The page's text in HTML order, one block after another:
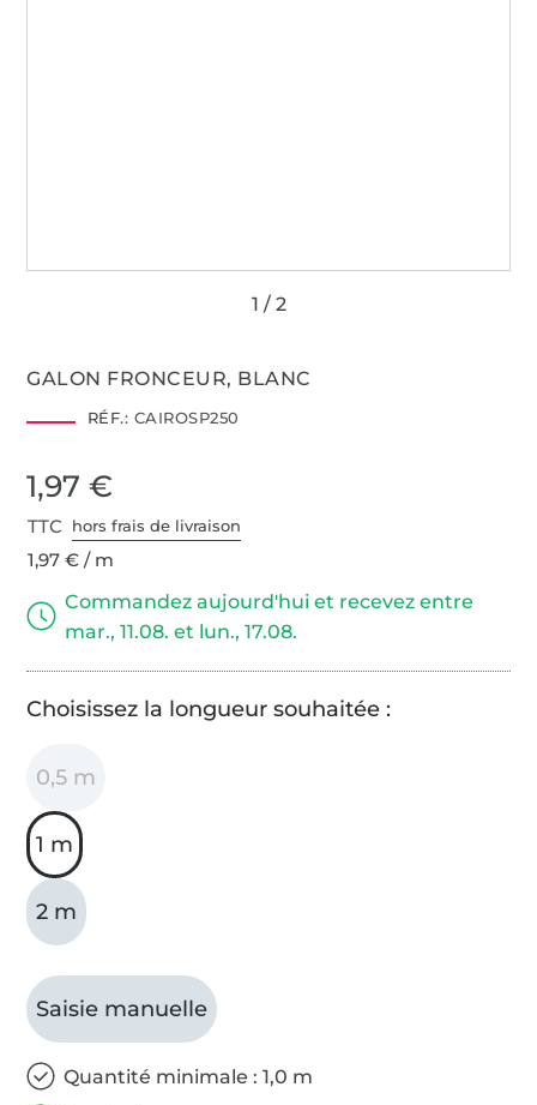
GALON FRONCEUR, BLANC
RÉF.: CAIROSP250
1,97 €
TTC hors frais de livraison
1,97 € / m
Commandez aujourd'hui et recevez entre
mar., 11.08. et lun., 17.08.
Choisissez la longueur souhaitée :
0,5 m
1 m
2 m
Saisie manuelle
Quantité minimale : 1,0 m